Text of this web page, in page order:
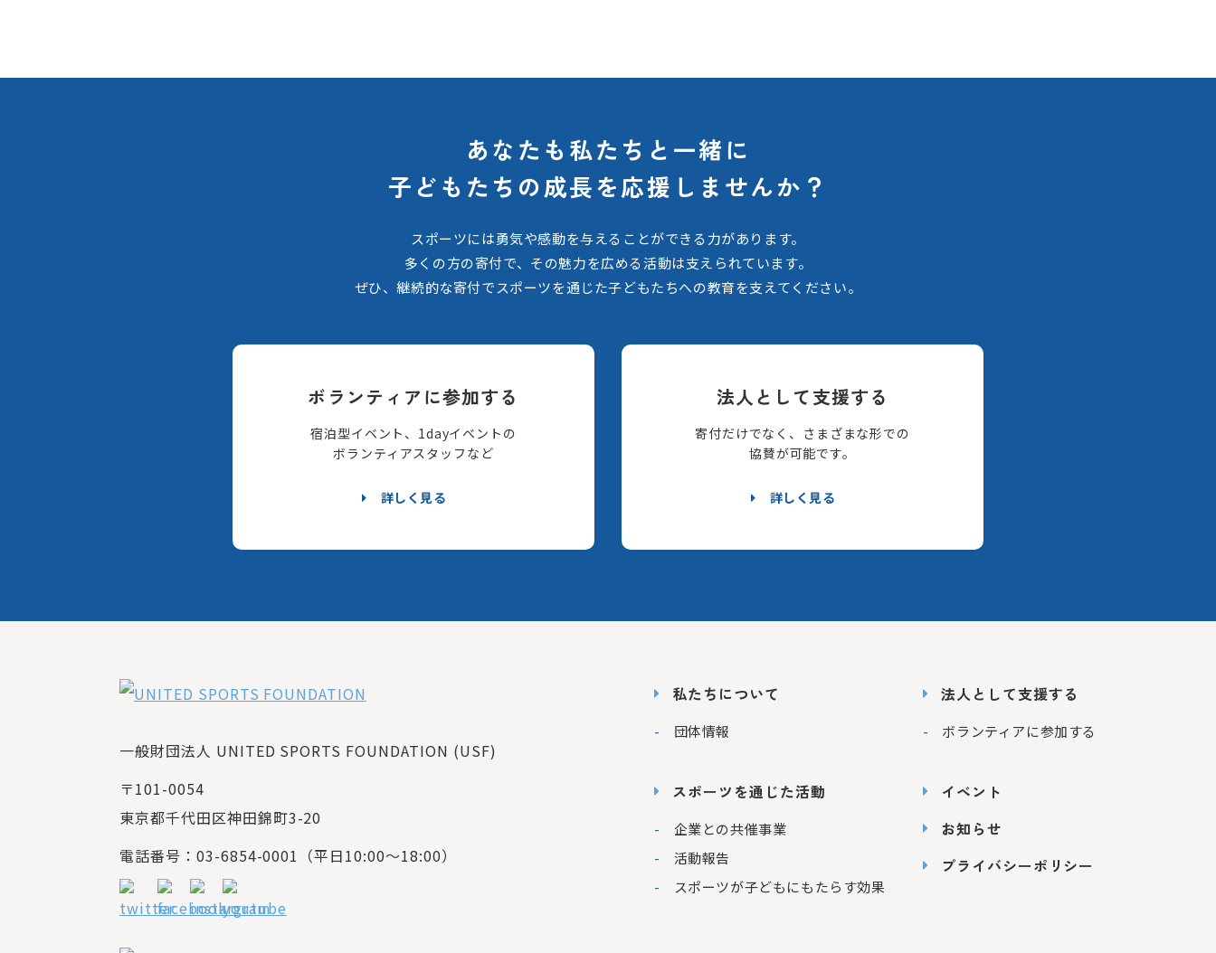
あなたも私たちと一緒に
子どもたちの成長を応援しませんか？
スポーツには勇気や感動を与えることができる力があります。
多くの方の寄付で、その魅力を広める活動は支えられています。
ぜひ、継続的な寄付でスポーツを通じた子どもたちへの教育を支えてください。
ボランティアに参加する
宿泊型イベント、1dayイベントの
ボランティアスタッフなど
詳しく見る
法人として支援する
寄付だけでなく、さまざまな形での
協賛が可能です。
詳しく見る
一般財団法人 UNITED SPORTS FOUNDATION (USF)
〒101-0054
東京都千代田区神田錦町3-20
電話番号：03-6854-0001（平日10:00～18:00）
私たちについて
団体情報
スポーツを通じた活動
企業との共催事業
活動報告
スポーツが子どもにもたらす効果
法人として支援する
ボランティアに参加する
イベント
お知らせ
プライバシーポリシー